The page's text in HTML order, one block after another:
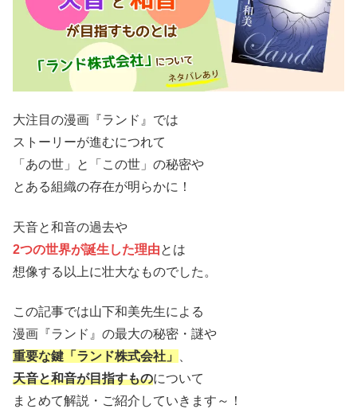
大注目の漫画『ランド』では
ストーリーが進むにつれて
「あの世」と「この世」の秘密や
とある組織の存在が明らかに！
天音と和音の過去や
2つの世界が誕生した理由とは
想像する以上に壮大なものでした。
この記事では山下和美先生による
漫画『ランド』の最大の秘密・謎や
重要な鍵「ランド株式会社」
天音と和音が目指すものについて
まとめて解説・ご紹介していきます～！